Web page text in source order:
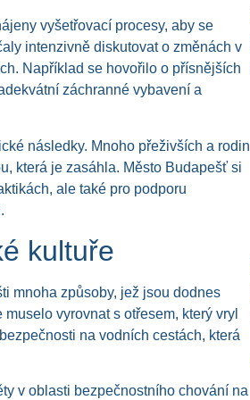
vyšetřovací procesy, aby se
intenzivně diskutovat o změnách v
Například se hovořilo o přísnějších
záchranné vybavení a
následky. Mnoho přeživších a rodin
která je zasáhla. Město Budapešť si
ale také pro podporu
kultuře
mnoha způsoby, jež jsou dodnes
vyrovnat s otřesem, který vryl
na vodních cestách, která
v oblasti bezpečnostního chování na